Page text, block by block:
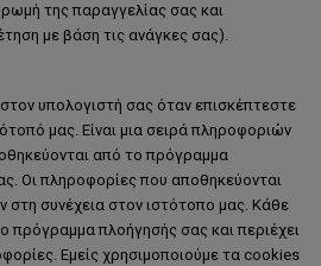
της παραγγελίας σας και
με βάση τις ανάγκες σας).
υπολογιστή σας όταν επισκέπτεστε
μας. Είναι μια σειρά πληροφοριών
από το πρόγραμμα
Οι πληροφορίες που αποθηκεύονται
συνέχεια στον ιστότοπο μας. Κάθε
πρόγραμμα πλοήγησής σας και περιέχει
Εμείς χρησιμοποιούμε τα cookies